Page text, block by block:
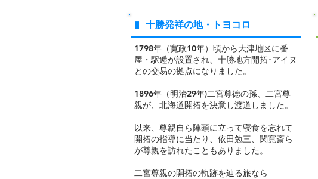
▮ 十勝発祥の地・トヨコロ
1798年（寛政10年）頃から大津地区に番
屋・駅逓が設置され、十勝地方開拓･アイヌ
との交易の拠点になりました。
1896年（明治29年)二宮尊徳の孫、二宮尊
親が、北海道開拓を決意し渡道しました。
以来、尊親自ら陣頭に立って寝食を忘れて
開拓の指導に当たり、依田勉三、関寛斎ら
が尊親を訪れたこともありました。
二宮尊親の開拓の軌跡を辿る旅なら